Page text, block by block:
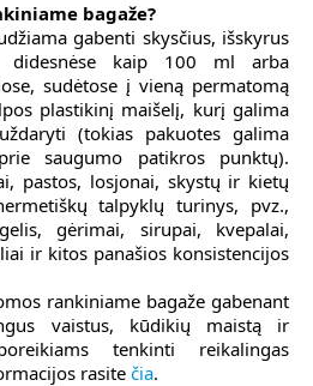
bagaže?
gabenti skysčius, išskyrus
didesnėse kaip 100 ml arba
sudėtose į vieną permatomą
plastikinį maišelį, kurį galima
(tokias pakuotes galima
saugumo patikros punktų).
pastos, losjonai, skystų ir kietų
talpyklų turinys, pvz.,
gėrimai, sirupai, kvepalai,
ir kitos panašios konsistencijos
rankiniame bagaže gabenant
vaistus, kūdikių maistą ir
tenkinti reikalingas
rasite čia.